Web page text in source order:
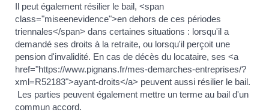
Il peut également résilier le bail, <span
class="miseenevidence">en dehors de ces périodes
triennales</span> dans certaines situations : lorsqu'il a
demandé ses droits à la retraite, ou lorsqu'il perçoit une
pension d'invalidité. En cas de décès du locataire, ses <a
href="https://www.pignans.fr/mes-demarches-entreprises/?
xml=R52183">ayant-droits</a> peuvent aussi résilier le bail.
Les parties peuvent également mettre un terme au bail d'un
commun accord.